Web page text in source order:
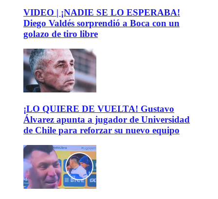
VIDEO | ¡NADIE SE LO ESPERABA!
Diego Valdés sorprendió a Boca con un
golazo de tiro libre
¡LO QUIERE DE VUELTA! Gustavo
Álvarez apunta a jugador de Universidad
de Chile para reforzar su nuevo equipo